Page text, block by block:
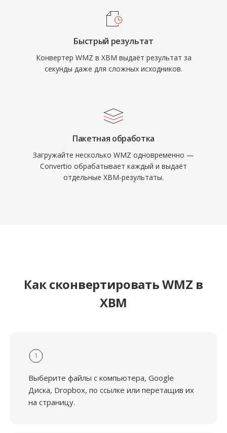
Быстрый результат
Конвертер WMZ в XBM выдаёт результат за
секунды даже для сложных исходников.
Пакетная обработка
Загружайте несколько WMZ одновременно —
Convertio обрабатывает каждый и выдаёт
отдельные XBM-результаты.
Как сконвертировать WMZ в
XBM
1
Выберите файлы с компьютера, Google
Диска, Dropbox, по ссылке или перетащив их
на страницу.